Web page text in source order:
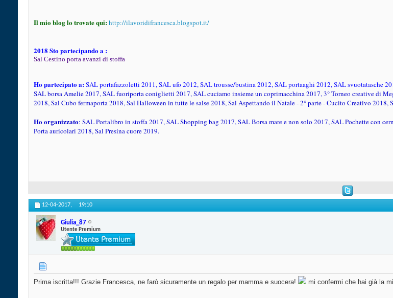
Il mio blog lo trovate qui:http://ilavoridifrancesca.blogspot.it/
2018 Sto partecipando a :
Sal Cestino porta avanzi di stoffa
Ho partecipato a:SAL portafazzoletti 2011, SAL ufo 2012, SAL trousse/bustina 2012, SAL portaaghi 2012, SAL svuotatasche
SAL borsa Amelie 2017, SAL fuoriporta coniglietti 2017, SAL cuciamo insieme un coprimacchina 2017, 3° Torneo creative di
2018, Sal Cubo fermaporta 2018, Sal Halloween in tutte le salse 2018, Sal Aspettando il Natale - 2° parte - Cucito Creativo
Ho organizzato: SAL Portalibro in stoffa 2017, SAL Shopping bag 2017, SAL Borsa mare e non solo 2017, SAL Pochette con
Porta auricolari 2018, Sal Presina cuore 2019.
12-04-2017, 19:10
Giulia_87
Utente Premium
Prima iscritta!!! Grazie Francesca, ne farò sicuramente un regalo per mamma e suocera! mi confermi che hai già la